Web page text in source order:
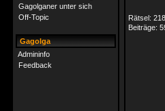
Gagolganer unter sich
Off-Topic
Gagolga
Admininfo
Feedback
Rätsel: 218
Beiträge: